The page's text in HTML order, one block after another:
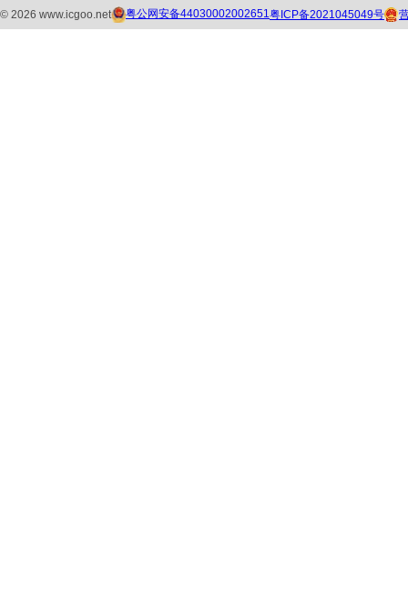
© 2026 www.icgoo.net 粤公网安备44030002002651粤ICP备2021045049号